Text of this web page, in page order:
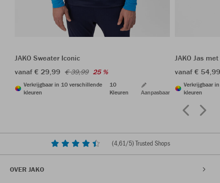
JAKO Sweater Iconic
vanaf € 29,99 € 39,99 25 %
Verkrijgbaar in 10 verschillende
kleuren
10
Kleuren
Aanpasbaar
JAKO Jas
vanaf €
Verkrijgbaar
kleuren
(4,61/5) Trusted Shops
OVER JAKO